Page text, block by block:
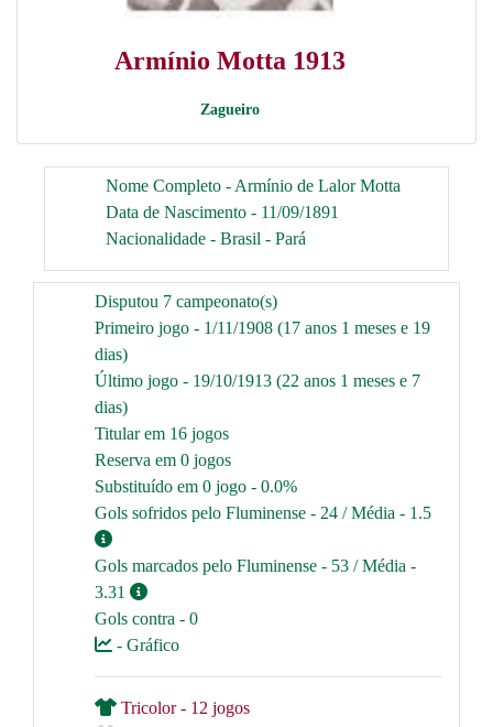
Armínio Motta 1913
Zagueiro
Nome Completo - Armínio de Lalor Motta
Data de Nascimento - 11/09/1891
Nacionalidade - Brasil - Pará
Disputou 7 campeonato(s)
Primeiro jogo - 1/11/1908 (17 anos 1 meses e 19
dias)
Último jogo - 19/10/1913 (22 anos 1 meses e 7
dias)
Titular em 16 jogos
Reserva em 0 jogos
Substituído em 0 jogo - 0.0%
Gols sofridos pelo Fluminense - 24 / Média - 1.5
Gols marcados pelo Fluminense - 53 / Média -
3.31
Gols contra - 0
- Gráfico
Tricolor - 12 jogos